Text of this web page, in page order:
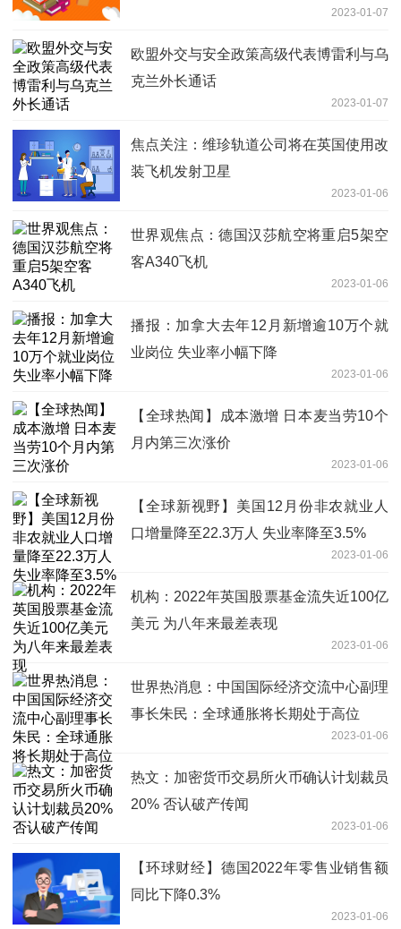
2023-01-07
欧盟外交与安全政策高级代表博雷利与乌
克兰外长通话
2023-01-07
焦点关注：维珍轨道公司将在英国使用改
装飞机发射卫星
2023-01-06
世界观焦点：德国汉莎航空将重启5架空
客A340飞机
2023-01-06
播报：加拿大去年12月新增逾10万个就
业岗位 失业率小幅下降
2023-01-06
【全球热闻】成本激增 日本麦当劳10个
月内第三次涨价
2023-01-06
【全球新视野】美国12月份非农就业人
口增量降至22.3万人 失业率降至3.5%
2023-01-06
机构：2022年英国股票基金流失近100亿
美元 为八年来最差表现
2023-01-06
世界热消息：中国国际经济交流中心副理
事长朱民：全球通胀将长期处于高位
2023-01-06
热文：加密货币交易所火币确认计划裁员
20% 否认破产传闻
2023-01-06
【环球财经】德国2022年零售业销售额
同比下降0.3%
2023-01-06